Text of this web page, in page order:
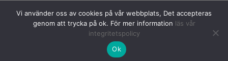
Copyright 2026 ©Flatsome Theme.
Vi använder oss av cookies på vår webbplats, Det accepteras
genom att trycka på ok. För mer information läs vår
integritetspolicy
Ok